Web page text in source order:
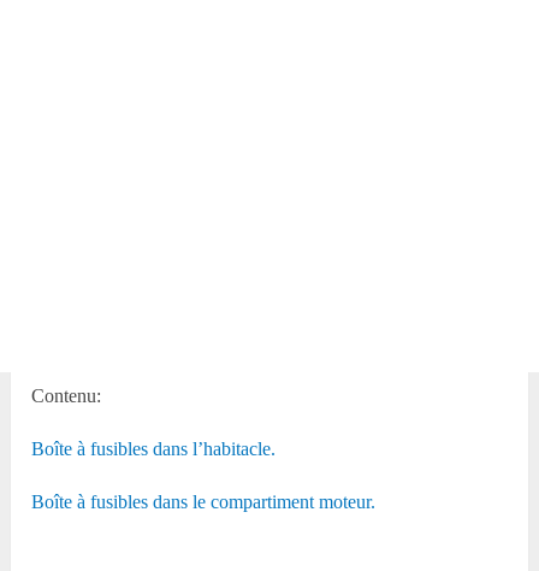
Contenu:
Boîte à fusibles dans l’habitacle.
Boîte à fusibles dans le compartiment moteur.